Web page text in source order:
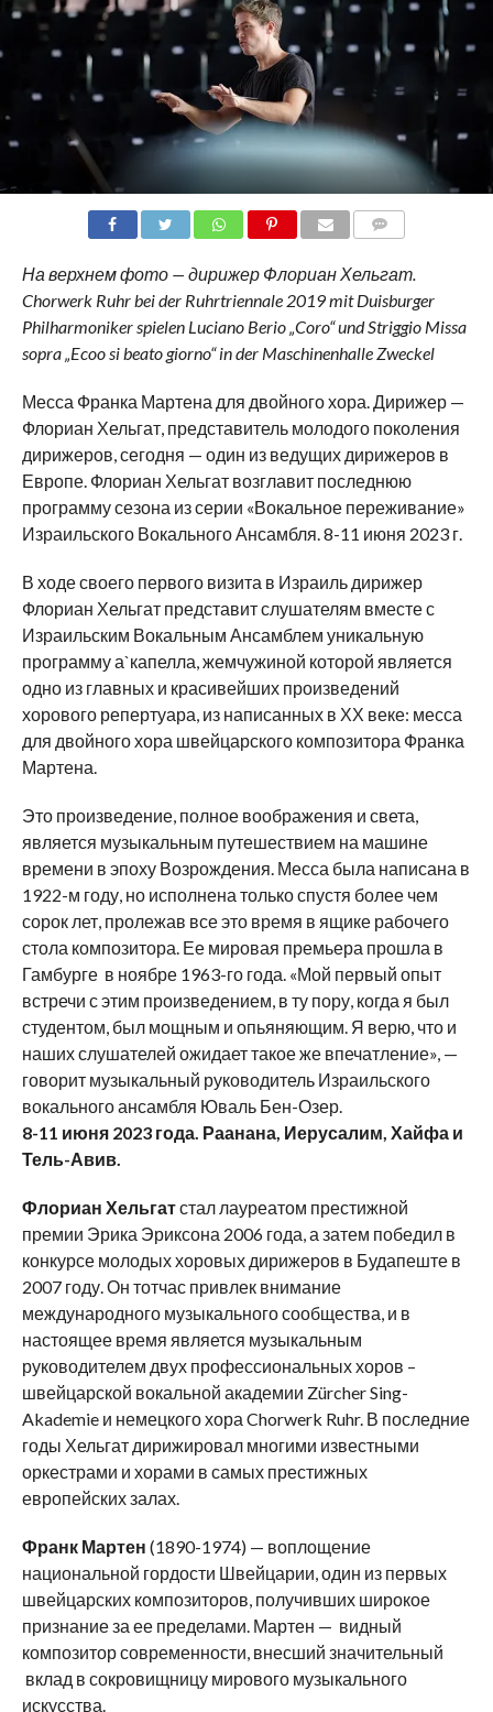
На верхнем фото — дирижер Флориан Хельгат.
Chorwerk Ruhr bei der Ruhrtriennale 2019 mit Duisburger
Philharmoniker spielen Luciano Berio „Coro“ und Striggio Missa
sopra „Ecoo si beato giorno“ in der Maschinenhalle Zweckel
Месса Франка Мартена для двойного хора. Дирижер —
Флориан Хельгат, представитель молодого поколения
дирижеров, сегодня — один из ведущих дирижеров в
Европе. Флориан Хельгат возглавит последнюю
программу сезона из серии «Вокальное переживание»
Израильского Вокального Ансамбля. 8-11 июня 2023 г.
В ходе своего первого визита в Израиль дирижер
Флориан Хельгат представит слушателям вместе с
Израильским Вокальным Ансамблем уникальную
программу а`капелла, жемчужиной которой является
одно из главных и красивейших произведений
хорового репертуара, из написанных в ХХ веке: месса
для двойного хора швейцарского композитора Франка
Мартена.
Это произведение, полное воображения и света,
является музыкальным путешествием на машине
времени в эпоху Возрождения. Месса была написана в
1922-м году, но исполнена только спустя более чем
сорок лет, пролежав все это время в ящике рабочего
стола композитора. Ее мировая премьера прошла в
Гамбурге в ноябре 1963-го года. «Мой первый опыт
встречи с этим произведением, в ту пору, когда я был
студентом, был мощным и опьяняющим. Я верю, что и
наших слушателей ожидает такое же впечатление», —
говорит музыкальный руководитель Израильского
вокального ансамбля Юваль Бен-Озер.
8-11 июня 2023 года. Раанана, Иерусалим, Хайфа и
Тель-Авив.
Флориан Хельгатстал лауреатом престижной
премии Эрика Эриксона 2006 года, а затем победил в
конкурсе молодых хоровых дирижеров в Будапеште в
2007 году. Он тотчас привлек внимание
международного музыкального сообщества, и в
настоящее время является музыкальным
руководителем двух профессиональных хоров –
швейцарской вокальной академии Zürcher Sing-
Akademie и немецкого хора Chorwerk Ruhr. В последние
годы Хельгат дирижировал многими известными
оркестрами и хорами в самых престижных
европейских залах.
Франк Мартен (1890-1974) — воплощение
национальной гордости Швейцарии, один из первых
швейцарских композиторов, получивших широкое
признание за ее пределами. Мартен — видный
композитор современности, внесший значительный
вклад в сокровищницу мирового музыкального
искусства.